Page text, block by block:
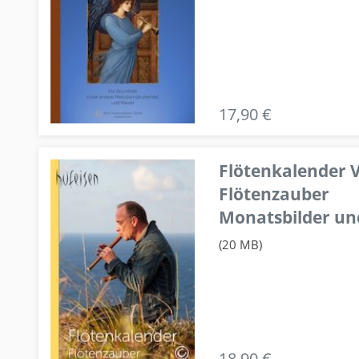
17,90 €
Flötenkalender
Flötenzauber
Monatsbilder
(20 MB)